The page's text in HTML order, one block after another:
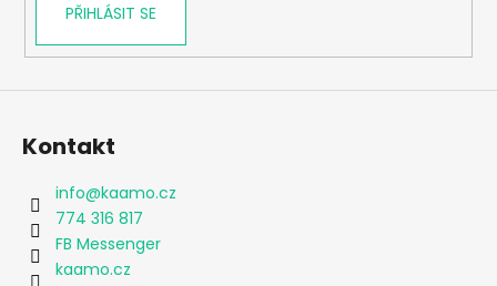
PŘIHLÁSIT SE
Kontakt
info@kaamo.cz
774 316 817
FB Messenger
kaamo.cz